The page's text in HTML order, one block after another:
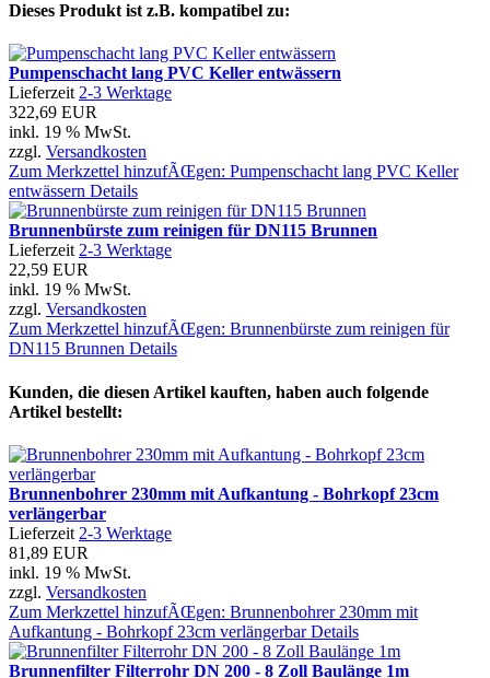
Dieses Produkt ist z.B. kompatibel zu:
Pumpenschacht lang PVC Keller entwässern
Lieferzeit2-3 Werktage
322,69 EUR
inkl. 19 % MwSt.
zzgl. Versandkosten
Zum Merkzettel hinzufÃŒgen: Pumpenschacht lang PVC Keller
entwässern Details
Brunnenbürste zum reinigen für DN115 Brunnen
Lieferzeit2-3 Werktage
22,59 EUR
inkl. 19 % MwSt.
zzgl. Versandkosten
Zum Merkzettel hinzufÃŒgen: Brunnenbürste zum reinigen für
DN115 Brunnen Details
Kunden, die diesen Artikel kauften, haben auch folgende
Artikel bestellt:
Brunnenbohrer 230mm mit Aufkantung - Bohrkopf 23cm
verlängerbar
Lieferzeit 2-3 Werktage
81,89 EUR
inkl. 19 % MwSt.
zzgl. Versandkosten
Zum Merkzettel hinzufÃŒgen: Brunnenbohrer 230mm mit
Aufkantung - Bohrkopf 23cm verlängerbar Details
Brunnenfilter Filterrohr DN 200 - 8 Zoll Baulänge 1m